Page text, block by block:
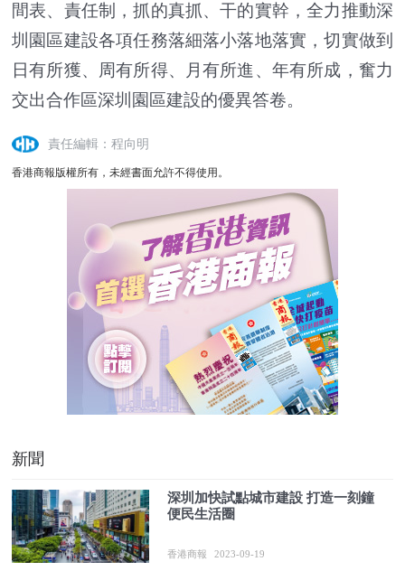
間表、責任制，抓的真抓、干的實幹，全力推動深
圳園區建設各項任務落細落小落地落實，切實做到
日有所獲、周有所得、月有所進、年有所成，奮力
交出合作區深圳園區建設的優異答卷。
責任編輯：程向明
香港商報版權所有，未經書面允許不得使用。
新聞
深圳加快試點城市建設 打造一刻鐘
便民生活圈
香港商報 2023-09-19